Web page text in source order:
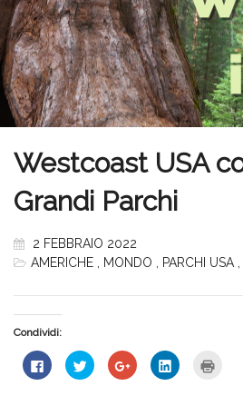
Westcoast USA
Grandi Parchi
2 FEBBRAIO 2022
AMERICHE
MONDO PARCHI USA
Condividi:
Fai
clic
Fai
clic
Fai
clic
Fai
clic